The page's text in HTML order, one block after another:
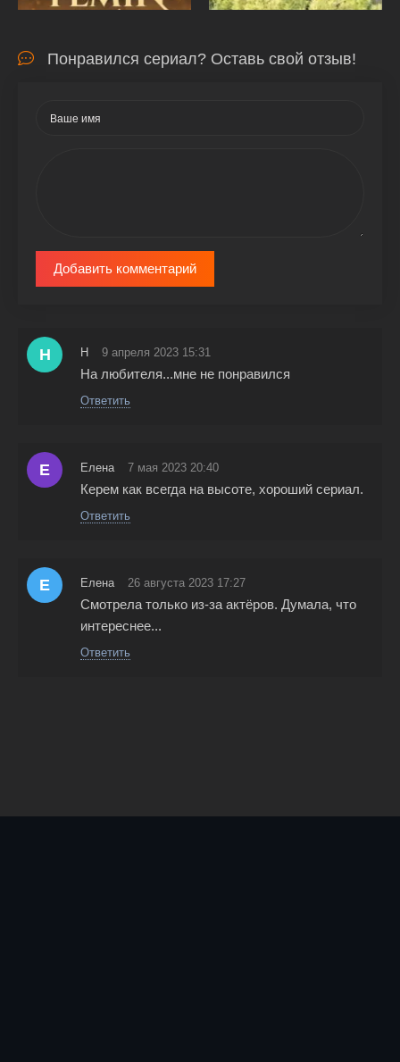
Понравился сериал? Оставь свой отзыв!
Добавить комментарий
Н Н 9 апреля 2023 15:31
На любителя...мне не понравился
Ответить
Е Елена 7 мая 2023 20:40
Керем как всегда на высоте, хороший сериал.
Ответить
Е Елена 26 августа 2023 17:27
Смотрела только из-за актëров. Думала, что
интереснее...
Ответить